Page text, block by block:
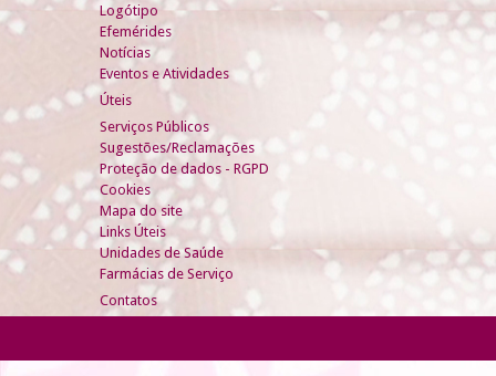
Logótipo
Efemérides
Notícias
Eventos e Atividades
Úteis
Serviços Públicos
Sugestões/Reclamações
Proteção de dados - RGPD
Cookies
Mapa do site
Links Úteis
Unidades de Saúde
Farmácias de Serviço
Contatos